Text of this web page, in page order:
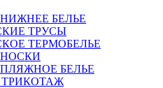
БЕЛЬЕ
ТРУСЫ
ТЕРМОБЕЛЬЕ
БЕЛЬЕ